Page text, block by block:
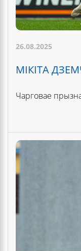
26.08.2025
МІКІТА
Чарговае